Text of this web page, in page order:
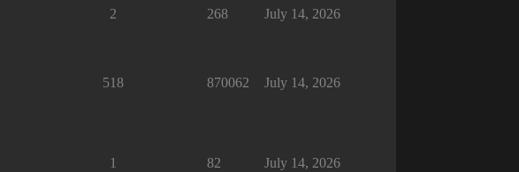
2 268 July 14, 2026
518 870062 July 14, 2026
1 82 July 14, 2026